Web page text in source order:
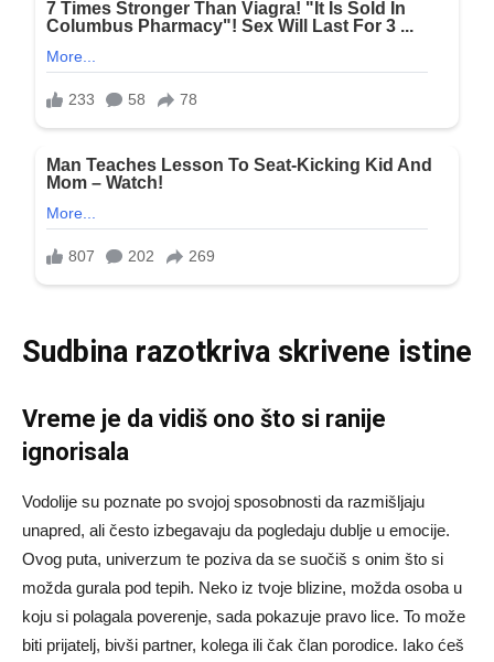
Sudbina razotkriva skrivene istine
Vreme je da vidiš ono što si ranije
ignorisala
Vodolije su poznate po svojoj sposobnosti da razmišljaju
unapred, ali često izbegavaju da pogledaju dublje u emocije.
Ovog puta, univerzum te poziva da se suočiš s onim što si
možda gurala pod tepih. Neko iz tvoje blizine, možda osoba u
koju si polagala poverenje, sada pokazuje pravo lice. To može
biti prijatelj, bivši partner, kolega ili čak član porodice. Iako ćeš